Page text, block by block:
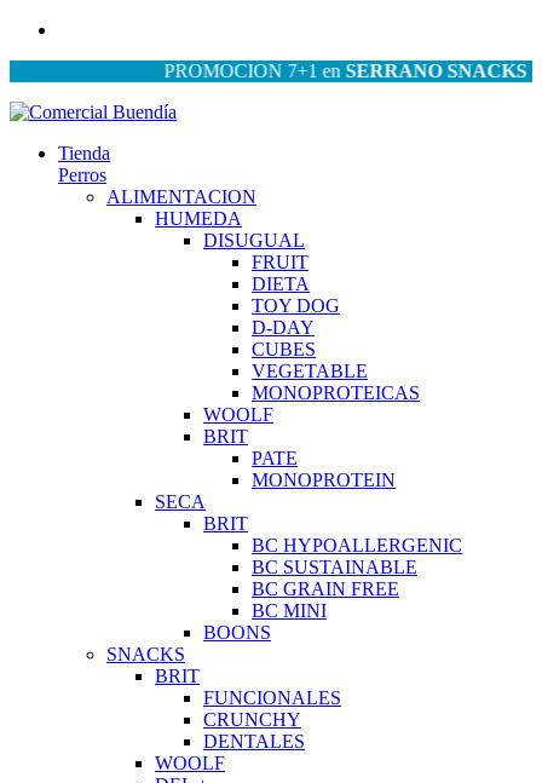
PROMOCION 7+1 enSERRANO SNACKS|
Tienda
Perros
ALIMENTACION
HUMEDA
DISUGUAL
FRUIT
DIETA
TOY DOG
D-DAY
CUBES
VEGETABLE
MONOPROTEICAS
WOOLF
BRIT
PATE
MONOPROTEIN
SECA
BRIT
BC HYPOALLERGENIC
BC SUSTAINABLE
BC GRAIN FREE
BC MINI
BOONS
SNACKS
BRIT
FUNCIONALES
CRUNCHY
DENTALES
WOOLF